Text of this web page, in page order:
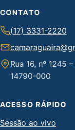
CONTATO
(17) 3331-2220
Rua 16, nº 1245
14790-000
ACESSO RÁPIDO
Sessão ao vivo